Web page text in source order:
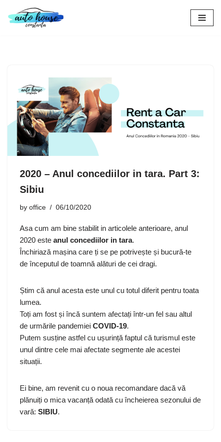
2020 – Anul concediilor in tara. Part 3:
Sibiu
by office 06/10/2020
Asa cum am bine stabilit in articolele anterioare, anul
2020 este anul concediilor in tara.
Închiriază mașina care ți se pe potrivește și bucură-te
de începutul de toamnă alături de cei dragi.
Știm că anul acesta este unul cu totul diferit pentru toata
lumea.
Toți am fost și încă suntem afectați într-un fel sau altul
de urmările pandemiei COVID-19.
Putem susține astfel cu ușurință faptul că turismul este
unul dintre cele mai afectate segmente ale acestei
situații.
Ei bine, am revenit cu o noua recomandare dacă vă
plănuiți o mica vacanță odată cu încheierea sezonului de
vară: SIBIU.